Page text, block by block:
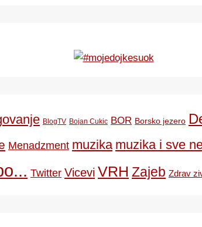
BlogTV Bojan Cukic BOR Borsko jezero
Menadzment muzika muzika i sve
Twitter Vicevi VRH Zajeb Zdrav